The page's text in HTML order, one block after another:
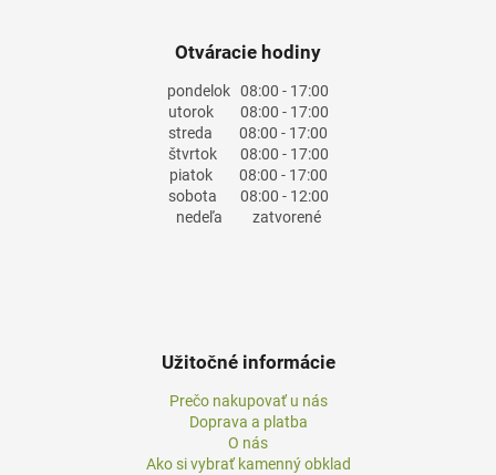
Otváracie hodiny
pondelok 08:00 - 17:00
utorok08:00 - 17:00
streda 08:00 - 17:00
štvrtok08:00 - 17:00
piatok08:00 - 17:00
sobota 08:00 - 12:00
nedeľa zatvorené
Užitočné informácie
Prečo nakupovať u nás
Doprava a platba
O nás
Ako si vybrať kamenný obklad